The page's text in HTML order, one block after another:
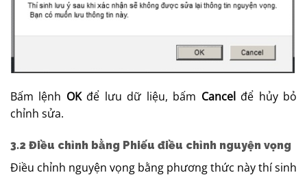
Bấm lệnh OKđể lưu dữ liệu, bấm Cancelđể hủy bỏ
chỉnh sửa.
3.2 Điều chỉnh bằng Phiếu điều chỉnh nguyện vọng
Điều chỉnh nguyện vọng bằng phương thức này thí sinh